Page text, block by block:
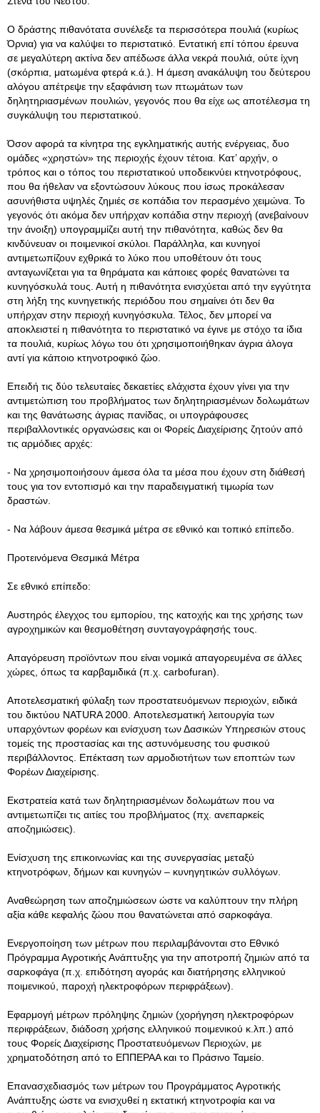
Ο δράστης πιθανότατα συνέλεξε τα περισσότερα πουλιά (κυρίως
Όρνια) για να καλύψει το περιστατικό. Εντατική επί τόπου έρευνα
σε μεγαλύτερη ακτίνα δεν απέδωσε άλλα νεκρά πουλιά, ούτε ίχνη
(σκόρπια, ματωμένα φτερά κ.ά.). Η άμεση ανακάλυψη του δεύτερου
αλόγου απέτρεψε την εξαφάνιση των πτωμάτων των
δηλητηριασμένων πουλιών, γεγονός που θα είχε ως αποτέλεσμα τη
συγκάλυψη του περιστατικού.
Όσον αφορά τα κίνητρα της εγκληματικής αυτής ενέργειας, δυο
ομάδες «χρηστών» της περιοχής έχουν τέτοια. Κατ’ αρχήν, ο
τρόπος και ο τόπος του περιστατικού υποδεικνύει κτηνοτρόφους,
που θα ήθελαν να εξοντώσουν λύκους που ίσως προκάλεσαν
ασυνήθιστα υψηλές ζημιές σε κοπάδια τον περασμένο χειμώνα. Το
γεγονός ότι ακόμα δεν υπήρχαν κοπάδια στην περιοχή (ανεβαίνουν
την άνοιξη) υπογραμμίζει αυτή την πιθανότητα, καθώς δεν θα
κινδύνευαν οι ποιμενικοί σκύλοι. Παράλληλα, και κυνηγοί
αντιμετωπίζουν εχθρικά το λύκο που υποθέτουν ότι τους
ανταγωνίζεται για τα θηράματα και κάποιες φορές θανατώνει τα
κυνηγόσκυλά τους. Αυτή η πιθανότητα ενισχύεται από την εγγύτητα
στη λήξη της κυνηγετικής περιόδου που σημαίνει ότι δεν θα
υπήρχαν στην περιοχή κυνηγόσκυλα. Τέλος, δεν μπορεί να
αποκλειστεί η πιθανότητα το περιστατικό να έγινε με στόχο τα ίδια
τα πουλιά, κυρίως λόγω του ότι χρησιμοποιήθηκαν άγρια άλογα
αντί για κάποιο κτηνοτροφικό ζώο.
Επειδή τις δύο τελευταίες δεκαετίες ελάχιστα έχουν γίνει για την
αντιμετώπιση του προβλήματος των δηλητηριασμένων δολωμάτων
και της θανάτωσης άγριας πανίδας, οι υπογράφουσες
περιβαλλοντικές οργανώσεις και οι Φορείς Διαχείρισης ζητούν από
τις αρμόδιες αρχές:
- Να χρησιμοποιήσουν άμεσα όλα τα μέσα που έχουν στη διάθεσή
τους για τον εντοπισμό και την παραδειγματική τιμωρία των
δραστών.
- Να λάβουν άμεσα θεσμικά μέτρα σε εθνικό και τοπικό επίπεδο.
Προτεινόμενα Θεσμικά Μέτρα
Σε εθνικό επίπεδο:
Αυστηρός έλεγχος του εμπορίου, της κατοχής και της χρήσης των
αγροχημικών και θεσμοθέτηση συνταγογράφησής τους.
Απαγόρευση προϊόντων που είναι νομικά απαγορευμένα σε άλλες
χώρες, όπως τα καρβαμιδικά (π.χ. carbofuran).
Αποτελεσματική φύλαξη των προστατευόμενων περιοχών, ειδικά
του δικτύου NATURA 2000. Αποτελεσματική λειτουργία των
υπαρχόντων φορέων και ενίσχυση των Δασικών Υπηρεσιών στους
τομείς της προστασίας και της αστυνόμευσης του φυσικού
περιβάλλοντος. Επέκταση των αρμοδιοτήτων των εποπτών των
Φορέων Διαχείρισης.
Εκστρατεία κατά των δηλητηριασμένων δολωμάτων που να
αντιμετωπίζει τις αιτίες του προβλήματος (πχ. ανεπαρκείς
αποζημιώσεις).
Ενίσχυση της επικοινωνίας και της συνεργασίας μεταξύ
κτηνοτρόφων, δήμων και κυνηγών – κυνηγητικών συλλόγων.
Αναθεώρηση των αποζημιώσεων ώστε να καλύπτουν την πλήρη
αξία κάθε κεφαλής ζώου που θανατώνεται από σαρκοφάγα.
Ενεργοποίηση των μέτρων που περιλαμβάνονται στο Εθνικό
Πρόγραμμα Αγροτικής Ανάπτυξης για την αποτροπή ζημιών από τα
σαρκοφάγα (π.χ. επιδότηση αγοράς και διατήρησης ελληνικού
ποιμενικού, παροχή ηλεκτροφόρων περιφράξεων).
Εφαρμογή μέτρων πρόληψης ζημιών (χορήγηση ηλεκτροφόρων
περιφράξεων, διάδοση χρήσης ελληνικού ποιμενικού κ.λπ.) από
τους Φορείς Διαχείρισης Προστατευόμενων Περιοχών, με
χρηματοδότηση από το ΕΠΠΕΡΑΑ και το Πράσινο Ταμείο.
Επανασχεδιασμός των μέτρων του Προγράμματος Αγροτικής
Ανάπτυξης ώστε να ενισχυθεί η εκτατική κτηνοτροφία και να